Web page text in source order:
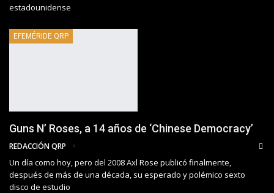
estadounidense
EFEMÉRIDE QRP
Guns N’ Roses, a 14 años de ‘Chinese Democracy’
REDACCIÓN QRP
Un día como hoy, pero del 2008 Axl Rose publicó finalmente,
después de más de una década, su esperado y polémico sexto
disco de estudio